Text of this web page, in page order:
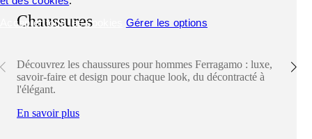
Chaussures
Découvrez les chaussures pour hommes Ferragamo : luxe,
savoir-faire et design pour chaque look, du décontracté à
l'élégant.
En savoir plus
Accepter tous les cookies
Gérer les options